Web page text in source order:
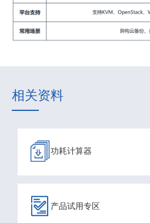
相关资料
功耗计算器
产品试用专区